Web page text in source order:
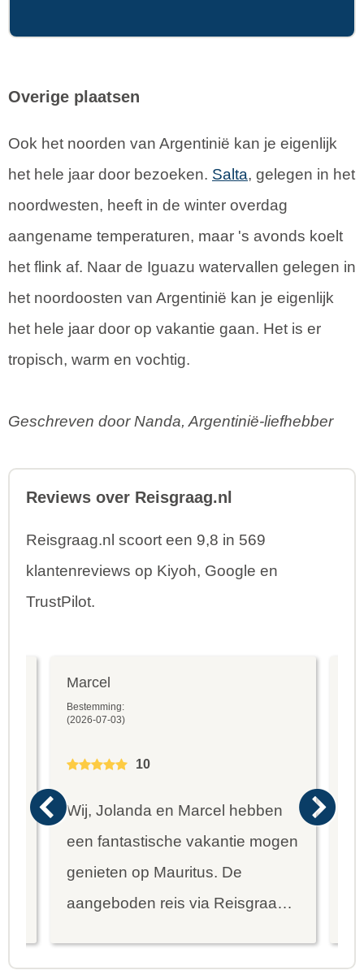
Overige plaatsen
Ook het noorden van Argentinië kan je eigenlijk
het hele jaar door bezoeken. Salta, gelegen in het
noordwesten, heeft in de winter overdag
aangename temperaturen, maar 's avonds koelt
het flink af. Naar de Iguazu watervallen gelegen in
het noordoosten van Argentinië kan je eigenlijk
het hele jaar door op vakantie gaan. Het is er
tropisch, warm en vochtig.
Geschreven door Nanda, Argentinië-liefhebber
Reviews over Reisgraag.nl
Reisgraag.nl scoort een 9,8 in 569
klantenreviews op Kiyoh, Google en
TrustPilot.
Marcel
Bestemming:
(2026-07-03)
10
Wij, Jolanda en Marcel hebben
een fantastische vakantie mogen
genieten op Mauritus. De
aangeboden reis via Reisgraag
mooie dingen van het eiland te